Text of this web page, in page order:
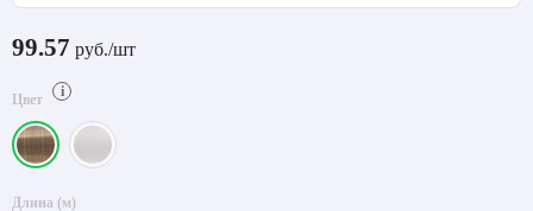
99.57 руб./шт
Цвет i
Длина (м)